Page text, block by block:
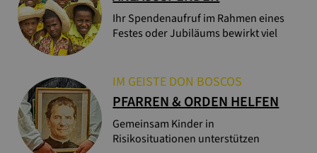
Ihr Spendenaufruf im Rahmen eines
Festes oder Jubiläums bewirkt viel
IM GEISTE DON BOSCOS
PFARREN & ORDEN HELFEN
Gemeinsam Kinder in
Risikosituationen unterstützen